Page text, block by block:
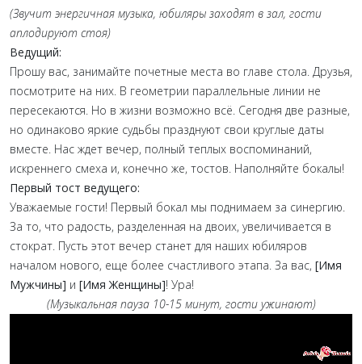
(Звучит энергичная музыка, юбиляры заходят в зал, гости
аплодируют стоя)
Ведущий:
Прошу вас, занимайте почетные места во главе стола. Друзья,
посмотрите на них. В геометрии параллельные линии не
пересекаются. Но в жизни возможно всё. Сегодня две разные,
но одинаково яркие судьбы празднуют свои круглые даты
вместе. Нас ждет вечер, полный теплых воспоминаний,
искреннего смеха и, конечно же, тостов. Наполняйте бокалы!
Первый тост ведущего:
Уважаемые гости! Первый бокал мы поднимаем за синергию.
За то, что радость, разделенная на двоих, увеличивается в
стократ. Пусть этот вечер станет для наших юбиляров
началом нового, еще более счастливого этапа. За вас, [Имя
Мужчины] и [Имя Женщины]! Ура!
(Музыкальная пауза 10-15 минут, гости ужинают)